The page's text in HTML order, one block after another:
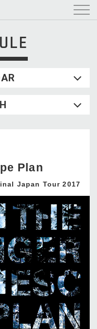
20 21
27 28
29
Plan
Japan Tour 2017